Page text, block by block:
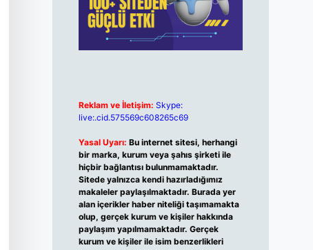
Reklam ve İletişim: Skype:
live:.cid.575569c608265c69
Yasal Uyarı: Bu internet sitesi, herhangi
bir marka, kurum veya şahıs şirketi ile
hiçbir bağlantısı bulunmamaktadır.
Sitede yalnızca kendi hazırladığımız
makaleler paylaşılmaktadır. Burada yer
alan içerikler haber niteliği taşımamakta
olup, gerçek kurum ve kişiler hakkında
paylaşım yapılmamaktadır. Gerçek
kurum ve kişiler ile isim benzerlikleri